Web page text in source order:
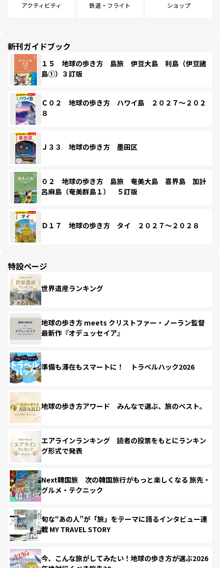
アクティビティ 鉄道・フライト ショップ
新刊ガイドブック
１５ 地球の歩き方 島旅 伊豆大島 利島（伊豆諸
島①）３訂版
Ｃ０２ 地球の歩き方 ハワイ島 ２０２７～２０２
８
Ｊ３３ 地球の歩き方 墨田区
０２ 地球の歩き方 島旅 奄美大島 喜界島 加計
呂麻島（奄美群島１） ５訂版
Ｄ１７ 地球の歩き方 タイ ２０２７～２０２８
特設ページ
世界遺産ランキング
地球の歩き方 meets クリストファー・ノーラン監督
最新作『オデュッセイア』
準備も滞在もスマートに！ トラベルハック2026
地球の歩き方アワード みんなで選ぶ、旅のベスト。
エアラインランキング 読者の投票をもとにランキン
グ形式で発表
Next韓国旅 次の韓国旅行がもっと楽しくなる 旅先・
グルメ・テクニック
旬な“あの人”が「旅」をテーマに語るインタビュー連
載 MY TRAVEL STORY
今、こんな旅がしてみたい！地球の歩き方が選ぶ2026